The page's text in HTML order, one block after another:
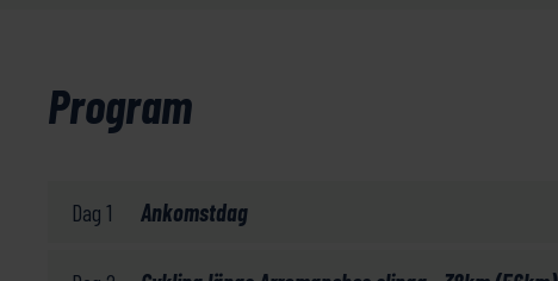
Program
Dag 1 Ankomstdag